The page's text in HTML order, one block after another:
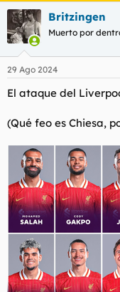
Britzingen
Muerto por
29 Ago 2024
El ataque del
(Qué feo es Chiesa,